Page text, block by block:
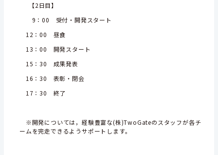
【2日目】
9：00 受付・開発スタート
12：00 昼食
13：00 開発スタート
15：30 成果発表
16：30 表彰・閉会
17：30 終了
※開発については，経験豊富な(株)TwoGateのスタッフが各チ
ームを完走できるようサポートします。